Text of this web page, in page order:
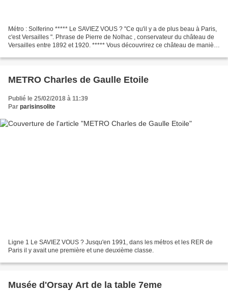
Métro : Solferino ***** Le SAVIEZ VOUS ? "Ce qu'il y a de plus beau à Paris,
c'est Versailles ". Phrase de Pierre de Nolhac , conservateur du château de
Versailles entre 1892 et 1920. ***** Vous découvrirez ce château de manière
METRO Charles de Gaulle Etoile
Publié le 25/02/2018 à 11:39
Par parisinsolite
Ligne 1 Le SAVIEZ VOUS ? Jusqu'en 1991, dans les métros et les RER de
Paris il y avait une première et une deuxième classe.
Musée d'Orsay Art de la table 7eme